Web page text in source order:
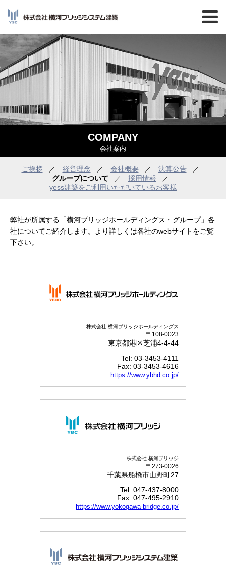
COMPANY
会社案内
ご挨拶／ 経営理念 ／ 会社概要／ 決算公告／
グループについて ／ 採用情報 ／
yess建築をご利用いただいているお客様
弊社が所属する「横河ブリッジホールディングス・グループ」各
社についてご紹介します。
より詳しくは各社のwebサイトをご覧
下さい。
株式会社 横河ブリッジホールディングス
〒108-0023
東京都港区芝浦4-4-44
Tel: 03-3453-4111
Fax: 03-3453-4616
https://www.ybhd.co.jp/
株式会社 横河ブリッジ
〒273-0026
千葉県船橋市山野町27
Tel: 047-437-8000
Fax: 047-495-2910
https://www.yokogawa-bridge.co.jp/